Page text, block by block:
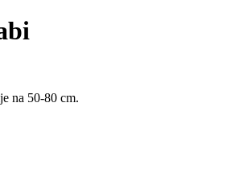
na 50-80 cm.